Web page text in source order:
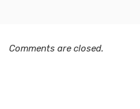
Comments are closed.